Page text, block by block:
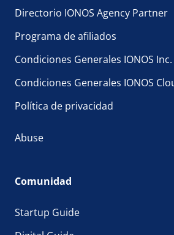
Directorio IONOS Agency Partner
Programa de afiliados
Condiciones Generales IONOS Inc.
Condiciones Generales IONOS
Política de privacidad
Abuse
Comunidad
Startup Guide